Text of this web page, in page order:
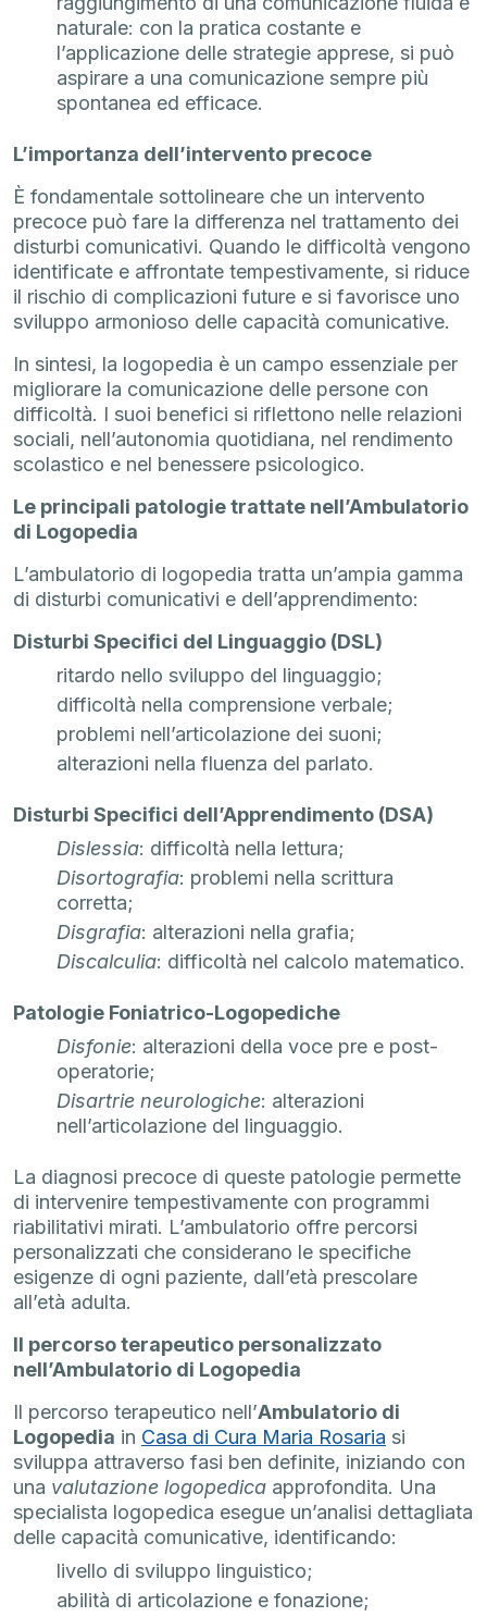
naturale: con la pratica costante e
l’applicazione delle strategie apprese, si può
aspirare a una comunicazione sempre più
spontanea ed efficace.
L’importanza dell’intervento precoce
È fondamentale sottolineare che un intervento
precoce può fare la differenza nel trattamento dei
disturbi comunicativi. Quando le difficoltà vengono
identificate e affrontate tempestivamente, si riduce
il rischio di complicazioni future e si favorisce uno
sviluppo armonioso delle capacità comunicative.
In sintesi, la logopedia è un campo essenziale per
migliorare la comunicazione delle persone con
difficoltà. I suoi benefici si riflettono nelle relazioni
sociali, nell’autonomia quotidiana, nel rendimento
scolastico e nel benessere psicologico.
Le principali patologie trattate nell’Ambulatorio
di Logopedia
L’ambulatorio di logopedia tratta un’ampia gamma
di disturbi comunicativi e dell’apprendimento:
Disturbi Specifici del Linguaggio (DSL)
ritardo nello sviluppo del linguaggio;
difficoltà nella comprensione verbale;
problemi nell’articolazione dei suoni;
alterazioni nella fluenza del parlato.
Disturbi Specifici dell’Apprendimento (DSA)
Dislessia: difficoltà nella lettura;
Disortografia: problemi nella scrittura
corretta;
Disgrafia: alterazioni nella grafia;
Discalculia: difficoltà nel calcolo matematico.
Patologie Foniatrico-Logopediche
Disfonie: alterazioni della voce pre e post-
operatorie;
Disartrie neurologiche: alterazioni
nell’articolazione del linguaggio.
La diagnosi precoce di queste patologie permette
di intervenire tempestivamente con programmi
riabilitativi mirati. L’ambulatorio offre percorsi
personalizzati che considerano le specifiche
esigenze di ogni paziente, dall’età prescolare
all’età adulta.
Il percorso terapeutico personalizzato
nell’Ambulatorio di Logopedia
Il percorso terapeutico nell’Ambulatorio di
Logopedia in Casa di Cura Maria Rosaria si
sviluppa attraverso fasi ben definite, iniziando con
una valutazione logopedica approfondita. Una
specialista logopedica esegue un’analisi dettagliata
delle capacità comunicative, identificando:
livello di sviluppo linguistico;
abilità di articolazione e fonazione;